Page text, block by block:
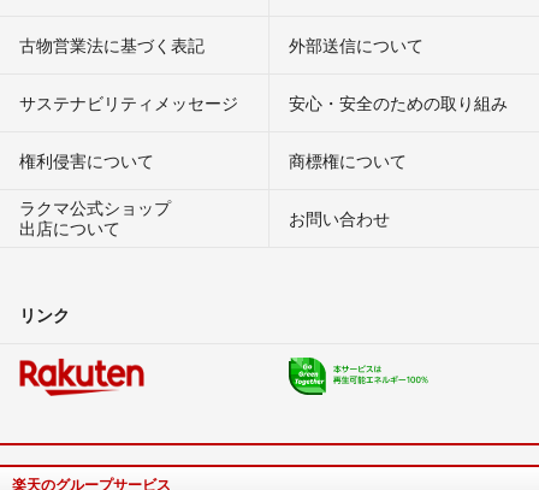
古物営業法に基づく表記 外部送信について
サステナビリティメッセージ 安心・安全のための取り組み
権利侵害について
商標権について
ラクマ公式ショップ
出店について
お問い合わせ
リンク
楽天のグループサービス